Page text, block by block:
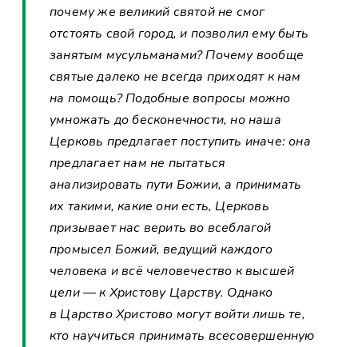
почему же великий святой не смог
отстоять свой город, и позволил ему быть
занятым мусульманами? Почему вообще
святые далеко не всегда приходят к нам
на помощь? Подобные вопросы можно
умножать до бесконечности, но наша
Церковь предлагает поступить иначе: она
предлагает нам не пытаться
анализировать пути Божии, а принимать
их такими, какие они есть, Церковь
призывает нас верить во всеблагой
промысел Божий, ведущий каждого
человека и всё человечество к высшей
цели — к Христову Царству. Однако
в Царство Христово могут войти лишь те,
кто научиться принимать всесовершенную